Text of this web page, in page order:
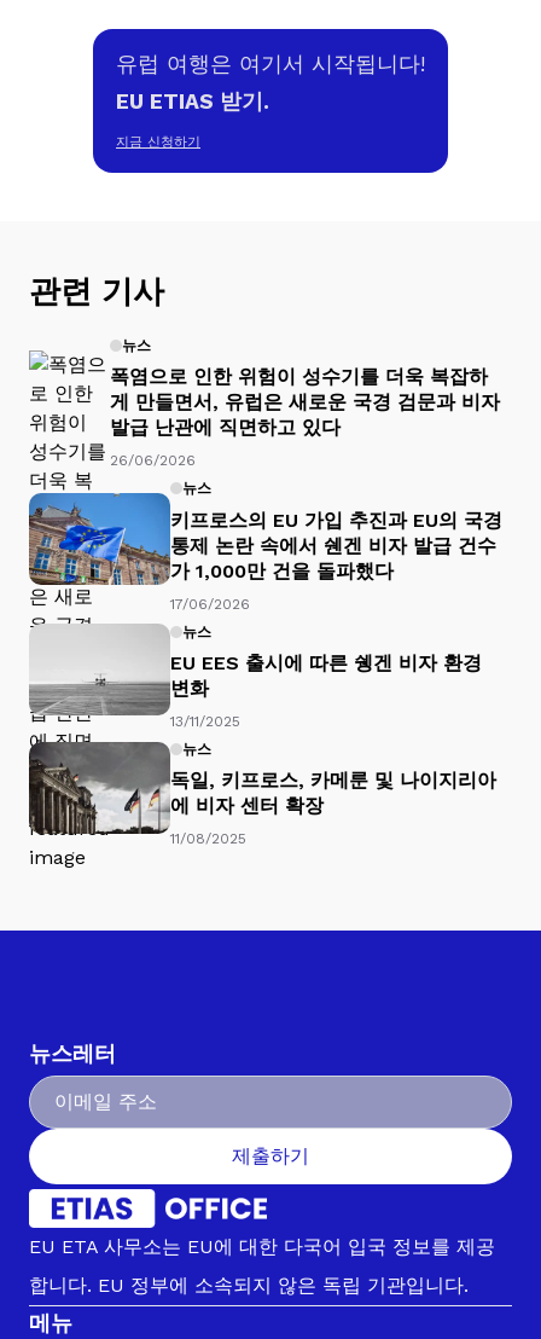
유럽 여행은 여기서 시작됩니다!
EU ETIAS 받기.
지금 신청하기
관련 기사
뉴스
폭염으로 인한 위험이 성수기를 더욱 복잡하
게 만들면서, 유럽은 새로운 국경 검문과 비자
발급 난관에 직면하고 있다
26/06/2026
뉴스
키프로스의 EU 가입 추진과 EU의 국경
통제 논란 속에서 쉔겐 비자 발급 건수
가 1,000만 건을 돌파했다
17/06/2026
뉴스
EU EES 출시에 따른 쉥겐 비자 환경
변화
13/11/2025
뉴스
독일, 키프로스, 카메룬 및 나이지리아
에 비자 센터 확장
11/08/2025
뉴스레터
제출하기
EU ETA 사무소는 EU에 대한 다국어 입국 정보를 제공
합니다. EU 정부에 소속되지 않은 독립 기관입니다.
메뉴